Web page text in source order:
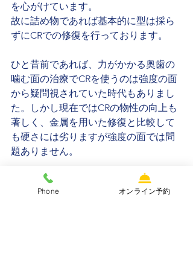
を心がけています。
故に詰め物であれば基本的に型は採ら
ずにCRでの修復を行っております。
ひと昔前であれば、力がかかる奥歯の
噛む面の治療でCRを使うのは強度の面
から疑問視されていた時代もありまし
た。しかし現在ではCRの物性の向上も
著しく、金属を用いた修復と比較して
も硬さには劣りますが強度の面では問
題ありません。
なお、今回は金属の下に虫歯があると
いう診断の元治療しているので、保険
Phone オンライン予約